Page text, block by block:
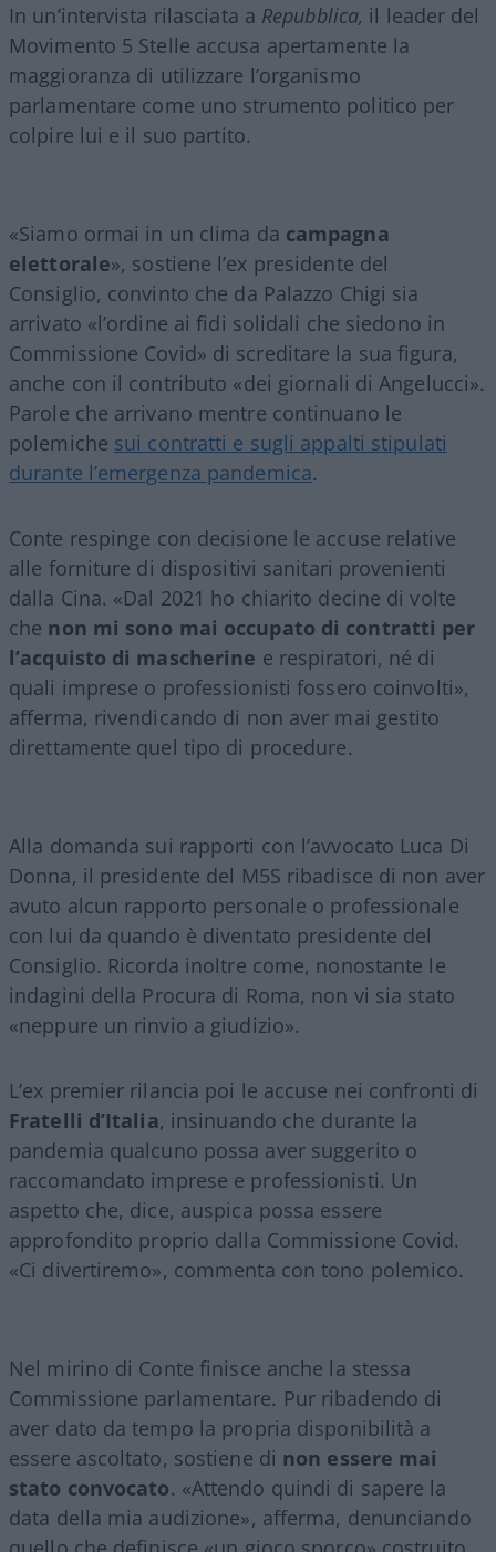
In un’intervista rilasciata a Repubblica, il leader del
Movimento 5 Stelle accusa apertamente la
maggioranza di utilizzare l’organismo
parlamentare come uno strumento politico per
colpire lui e il suo partito.
«Siamo ormai in un clima da campagna
elettorale», sostiene l’ex presidente del
Consiglio, convinto che da Palazzo Chigi sia
arrivato «l’ordine ai fidi solidali che siedono in
Commissione Covid» di screditare la sua figura,
anche con il contributo «dei giornali di Angelucci».
Parole che arrivano mentre continuano le
polemiche sui contratti e sugli appalti stipulati
durante l’emergenza pandemica.
Conte respinge con decisione le accuse relative
alle forniture di dispositivi sanitari provenienti
dalla Cina. «Dal 2021 ho chiarito decine di volte
che non mi sono mai occupato di contratti per
l’acquisto di mascherine e respiratori, né di
quali imprese o professionisti fossero coinvolti»,
afferma, rivendicando di non aver mai gestito
direttamente quel tipo di procedure.
Alla domanda sui rapporti con l’avvocato Luca Di
Donna, il presidente del M5S ribadisce di non aver
avuto alcun rapporto personale o professionale
con lui da quando è diventato presidente del
Consiglio. Ricorda inoltre come, nonostante le
indagini della Procura di Roma, non vi sia stato
«neppure un rinvio a giudizio».
L’ex premier rilancia poi le accuse nei confronti di
Fratelli d’Italia, insinuando che durante la
pandemia qualcuno possa aver suggerito o
raccomandato imprese e professionisti. Un
aspetto che, dice, auspica possa essere
approfondito proprio dalla Commissione Covid.
«Ci divertiremo», commenta con tono polemico.
Nel mirino di Conte finisce anche la stessa
Commissione parlamentare. Pur ribadendo di
aver dato da tempo la propria disponibilità a
essere ascoltato, sostiene di non essere mai
stato convocato. «Attendo quindi di sapere la
data della mia audizione», afferma, denunciando